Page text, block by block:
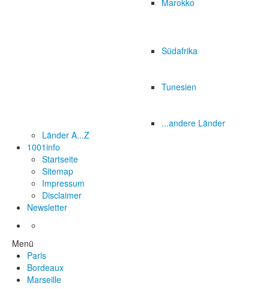
Marokko
Südafrika
Tunesien
...andere Länder
Länder A...Z
1001info
Startseite
Sitemap
Impressum
Disclaimer
Newsletter
Menü
Paris
Bordeaux
Marseille